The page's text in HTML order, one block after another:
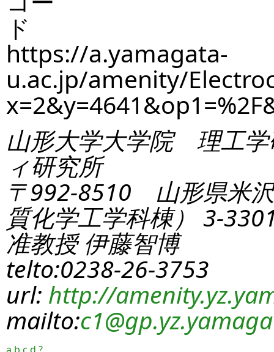
https://a.yamagata-
u.ac.jp/amenity/
山形大学大学院 理工学
ィ研究所
〒992-8510 山形県米
質化学工学科棟） 3-
准教授 伊藤智博
telto:0238-26-3753
url: http://
mailto:c1